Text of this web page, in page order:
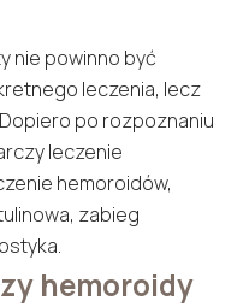
nie powinno być
leczenia, lecz
po rozpoznaniu
leczenie
hemoroidów,
zabieg
hemoroidy